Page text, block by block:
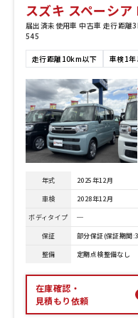
スズキ スペーシア
届出済未使用車 中古車 走行距離
545
走行距離10km以下 車検1年
年式 2025年12月
車検
2028年12月
ボディタイプ
─
保証
部分保証(保証期間
整備
定期点検整備なし
在庫確認・
見積もり依頼